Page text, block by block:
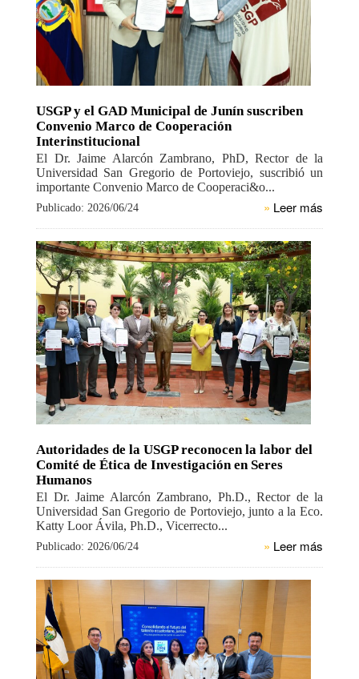
USGP y el GAD Municipal de Junín suscriben
Convenio Marco de Cooperación
Interinstitucional
El Dr. Jaime Alarcón Zambrano, PhD, Rector de la
Universidad San Gregorio de Portoviejo, suscribió un
importante Convenio Marco de Cooperaci&o...
Publicado: 2026/06/24 » Leer más
Autoridades de la USGP reconocen la labor del
Comité de Ética de Investigación en Seres
Humanos
El Dr. Jaime Alarcón Zambrano, Ph.D., Rector de la
Universidad San Gregorio de Portoviejo, junto a la Eco.
Katty Loor Ávila, Ph.D., Vicerrecto...
Publicado: 2026/06/24 » Leer más